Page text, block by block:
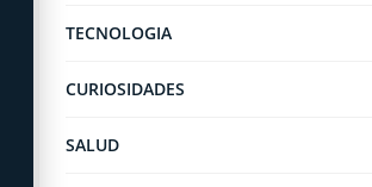
TECNOLOGIA
CURIOSIDADES
SALUD